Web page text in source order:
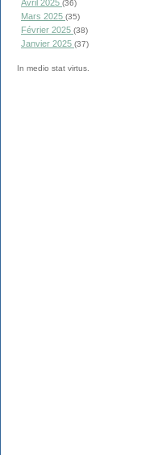
Avril 2025 (36)
Mars 2025 (35)
Février 2025 (38)
Janvier 2025 (37)
In medio stat virtus.